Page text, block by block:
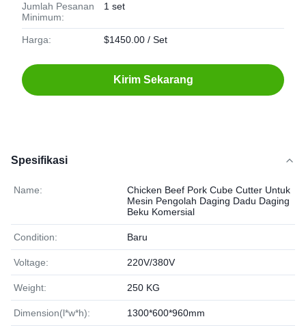
Jumlah Pesanan
Minimum:
1 set
Harga: $1450.00 / Set
Kirim Sekarang
Spesifikasi
Name:
Chicken Beef Pork Cube Cutter Untuk
Mesin Pengolah Daging Dadu Daging
Beku Komersial
Condition: Baru
Voltage: 220V/380V
Weight: 250 KG
Dimension(l*w*h): 1300*600*960mm